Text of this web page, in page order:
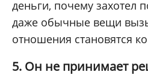
деньги, почему захотел
даже обычные вещи
отношения становятся
5. Он не принимает